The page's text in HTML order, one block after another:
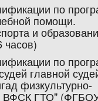
по
помощи.
и
по
главной
физкультурно-
ВФСК ГТО"